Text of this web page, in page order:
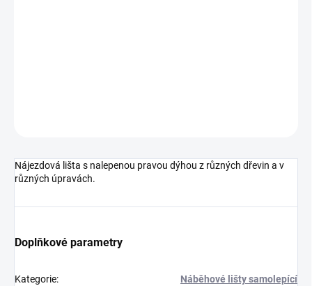
Nájezdová lišta s nalepenou pravou dýhou z různých dřevin a v
různých úpravách.
Doplňkové parametry
Kategorie: Náběhové lišty samolepící